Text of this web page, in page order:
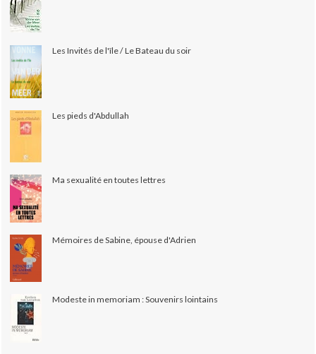
Les Invités de l'île / Le Bateau du soir
Les pieds d'Abdullah
Ma sexualité en toutes lettres
Mémoires de Sabine, épouse d'Adrien
Modeste in memoriam : Souvenirs lointains